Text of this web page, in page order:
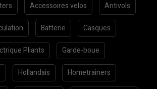
Accessoires velos Antivols
Batterie Casques
Pliants Garde-boue
Hollandais Hometrainers